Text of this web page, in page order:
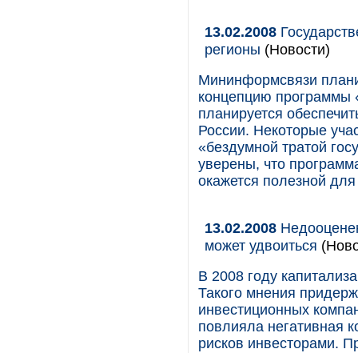
13.02.2008
регионы (Новости)
Мининформсвязи
концепцию программы
планируется
России. Некоторые
«бездумной тратой
уверены, что
окажется полезной
13.02.2008
может удвоиться
В 2008 году
Такого мнения
инвестиционных
повлияла негативная
рисков инвесторами.